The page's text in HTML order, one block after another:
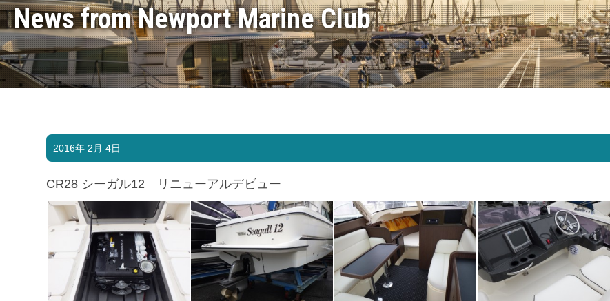
News from Newport Marine Club
2016年 2月 4日
CR28 シーガル12 リニューアルデビュー